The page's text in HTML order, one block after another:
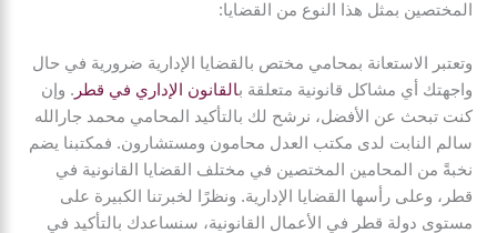
المختصين بمثل هذا النوع من القضايا:
وتعتبر الاستعانة بمحامي مختص بالقضايا الإدارية ضرورية في حال
واجهتك أي مشاكل قانونية متعلقة بالقانون الإداري في قطر . وإن
كنت تبحث عن الأفضل، نرشح لك بالتأكيد المحامي محمد جارالله
سالم النابت لدى مكتب العدل محامون ومستشارون. فمكتبنا يضم
نخبةً من المحامين المختصين في مختلف القضايا القانونية في
قطر، وعلى رأسها القضايا الإدارية. ونظرًا لخبرتنا الكبيرة على
مستوى دولة قطر في الأعمال القانونية، سنساعدك بالتأكيد في